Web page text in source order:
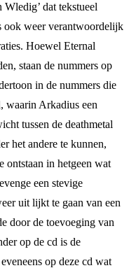
dat tekstueel
ook weer verantwoordelijk
Hoewel Eternal
staan de nummers op
in de nummers die
waarin Arkadius een
tussen de deathmetal
het andere te kunnen,
ontstaan in hetgeen wat
een stevige
uit lijkt te gaan van een
door de toevoeging van
op de cd is de
op deze cd wat